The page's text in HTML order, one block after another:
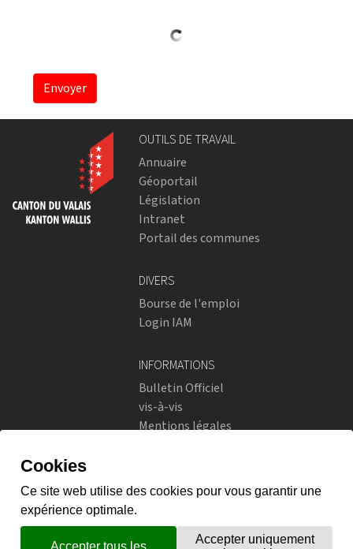
Envoyer
OUTILS DE TRAVAIL
Annuaire
Géoportail
Législation
Intranet
Portail des communes
DIVERS
Bourse de l'emploi
Login IAM
INFORMATIONS
Bulletin Officiel
vis-à-vis
Mentions légales
Instagram